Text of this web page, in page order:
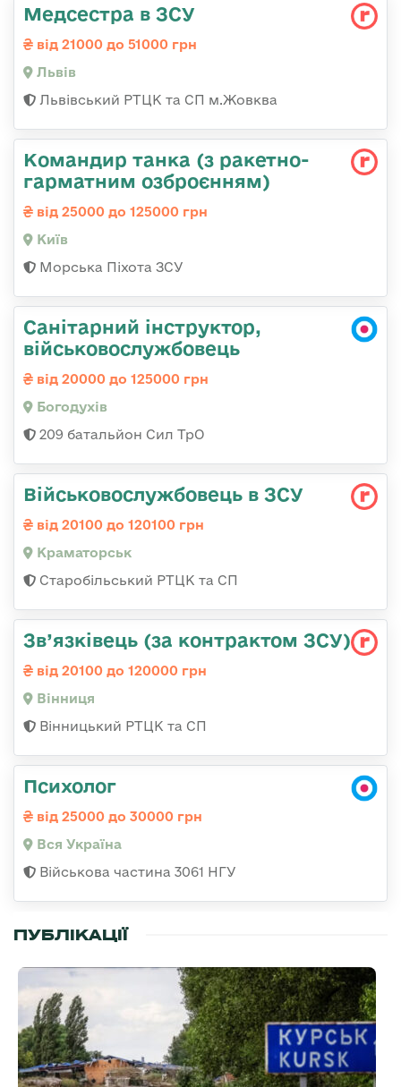
Медсестра в ЗСУ
від 21000 до 51000 грн
Львів
Львівський РТЦК та СП м.Жовква
Командиp танка (з pакетно-
гарматним озброєнням)
від 25000 до 125000 грн
Київ
Морська Піхота ЗСУ
Санітарний інструктор,
військовослужбовець
від 20000 до 125000 грн
Богодухів
209 батальйон Сил ТрО
Військовослужбовець в ЗСУ
від 20100 до 120100 грн
Краматорськ
Старобільський РТЦК та СП
Зв’язківець (за контрактом ЗСУ)
від 20100 до 120000 грн
Вінниця
Вінницький РТЦК та СП
Психолог
від 25000 до 30000 грн
Вся Україна
Військова частина 3061 НГУ
ПУБЛІКАЦІЇ